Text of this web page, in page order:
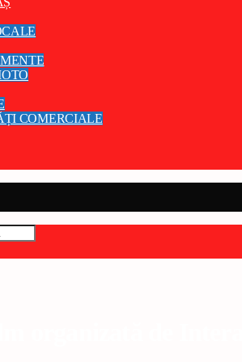
COMERCIALE